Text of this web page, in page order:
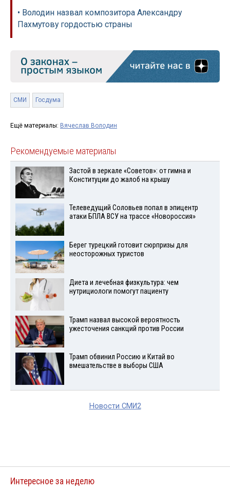
• Володин назвал композитора Александру
Пахмутову гордостью страны
СМИ Госдума
Ещё материалы: Вячеслав Володин
Рекомендуемые материалы
Застой в зеркале «Советов»: от гимна и
Конституции до жалоб на крышу
Телеведущий Соловьев попал в эпицентр
атаки БПЛА ВСУ на трассе «Новороссия»
Берег турецкий готовит сюрпризы для
неосторожных туристов
Диета и лечебная физкультура: чем
нутрициологи помогут пациенту
Трамп назвал высокой вероятность
ужесточения санкций против России
Трамп обвинил Россию и Китай во
вмешательстве в выборы США
Новости СМИ2
Интересное за неделю